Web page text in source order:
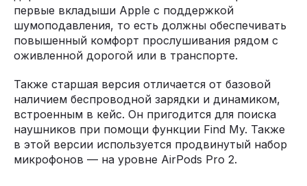
первые вкладыши Apple с поддержкой
шумоподавления, то есть должны обеспечивать
повышенный комфорт прослушивания рядом с
оживленной дорогой или в транспорте.
Также старшая версия отличается от базовой
наличием беспроводной зарядки и динамиком,
встроенным в кейс. Он пригодится для поиска
наушников при помощи функции Find My. Также
в этой версии используется продвинутый набор
микрофонов — на уровне AirPods Pro 2.